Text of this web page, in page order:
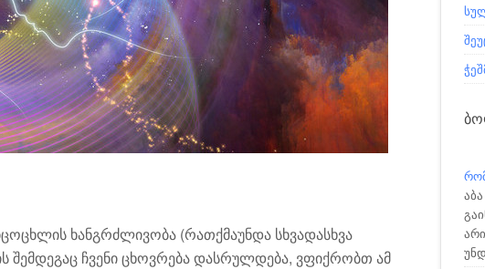
ხანგრძლივობა (რათქმაუნდა სხვადასხვა
შემდეგაც ჩვენი ცხოვრება დასრულდება, ვფიქრობთ ამ